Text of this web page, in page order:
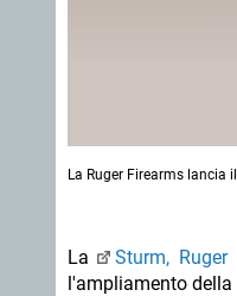
La Ruger Firearms lancia
La Sturm, Ruger
l'ampliamento